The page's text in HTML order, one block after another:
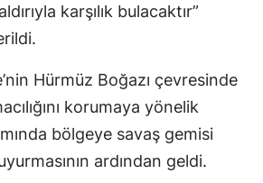
karşılık bulacaktır”
Hürmüz Boğazı çevresinde
korumaya yönelik
bölgeye savaş gemisi
ardından geldi.